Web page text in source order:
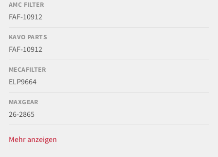
AMC FILTER
FAF-10912
KAVO PARTS
FAF-10912
MECAFILTER
ELP9664
MAXGEAR
26-2865
Mehr anzeigen